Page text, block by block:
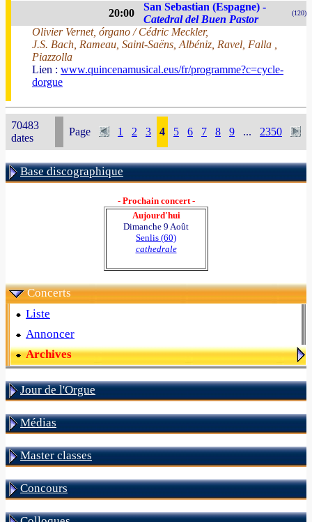
20:00
San Sebastian (Espagne) -
Catedral del Buen Pastor
(120)
Olivier Vernet, órgano / Cédric Meckler,
J.S. Bach, Rameau, Saint-Saëns, Albéniz, Ravel, Falla ,
Piazzolla
Lien : www.quincenamusical.eus/fr/programme?c=cycle-
dorgue
70483
dates
Page 1 2 3 4 5 6 7 8 9 ... 2350
Base discographique
- Prochain concert -
Aujourd'hui
Dimanche 9 Août
Senlis (60)
cathedrale
Concerts
Liste
Annoncer
Archives
Jour de l'Orgue
Médias
Master classes
Concours